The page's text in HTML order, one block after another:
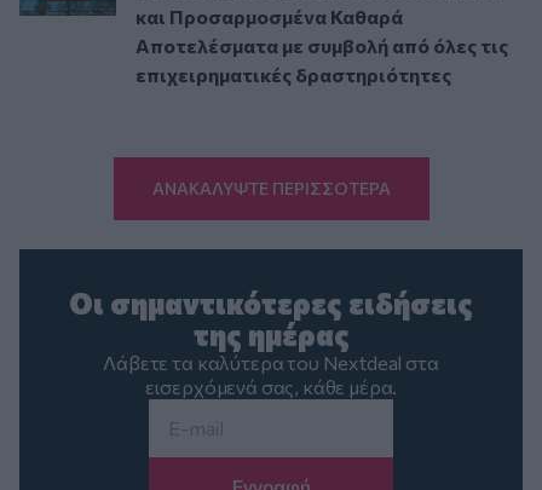
και Προσαρμοσμένα Καθαρά
Αποτελέσματα με συμβολή από όλες τις
επιχειρηματικές δραστηριότητες
ΑΝΑΚΑΛΥΨΤΕ ΠΕΡΙΣΣΟΤΕΡΑ
Οι σημαντικότερες ειδήσεις
της ημέρας
Λάβετε τα καλύτερα του Nextdeal στα
εισερχόμενά σας, κάθε μέρα.